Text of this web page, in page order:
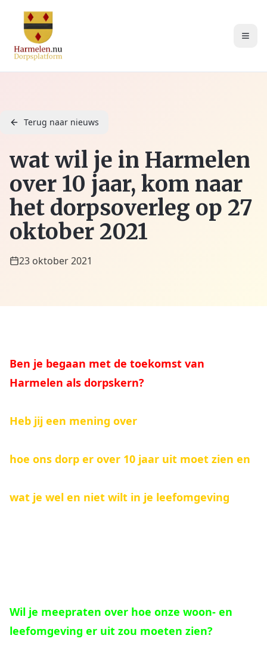
Terug naar nieuws
wat wil je in Harmelen
over 10 jaar, kom naar
het dorpsoverleg op 27
oktober 2021
23 oktober 2021
Ben je begaan met de toekomst van
Harmelen als dorpskern?
Heb jij een mening over
hoe ons dorp er over 10 jaar uit moet zien en
wat je wel en niet wilt in je leefomgeving
Wil je meepraten over hoe onze woon- en
leefomgeving er uit zou moeten zien?